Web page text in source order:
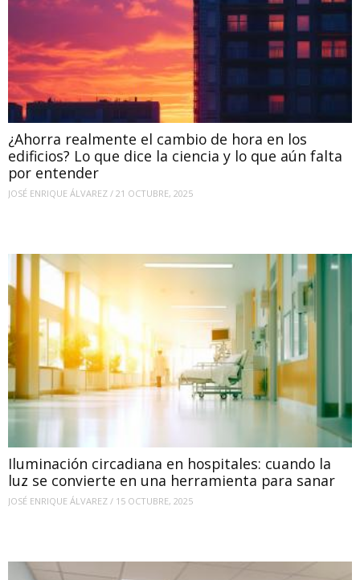
¿Ahorra realmente el cambio de hora en los
edificios? Lo que dice la ciencia y lo que aún falta
por entender
JOSÉ ENRIQUE ÁLVAREZ / 21 OCTUBRE, 2025
Iluminación circadiana en hospitales: cuando la
luz se convierte en una herramienta para sanar
JOSÉ ENRIQUE ÁLVAREZ / 15 OCTUBRE, 2025